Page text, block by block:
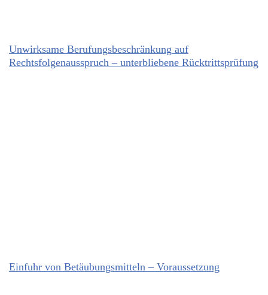
Unwirksame Berufungsbeschränkung auf
Rechtsfolgenausspruch – unterbliebene Rücktrittsprüfung
Einfuhr von Betäubungsmitteln – Voraussetzung